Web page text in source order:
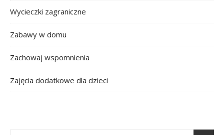
Wycieczki zagraniczne
Zabawy w domu
Zachowaj wspomnienia
Zajęcia dodatkowe dla dzieci